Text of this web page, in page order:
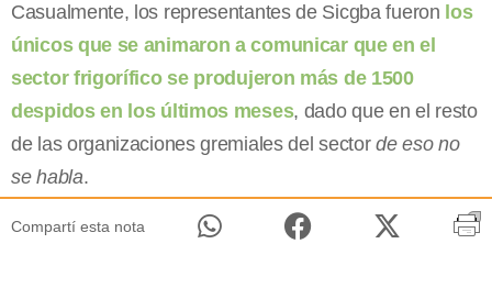
Casualmente, los representantes de Sicgba fueron los
únicos que se animaron a comunicar que en el
sector frigorífico se produjeron más de 1500
despidos en los últimos meses, dado que en el resto
de las organizaciones gremiales del sectorde eso no
se habla.
Compartí esta nota